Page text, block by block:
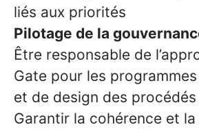
liés aux priorités
Pilotage de la
Être responsable de
Gate pour les programmes
et de design des procédés
Garantir la cohérence et